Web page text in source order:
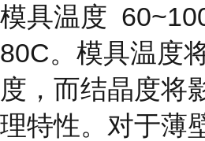
模具温度
80C。模具温度
度，而结晶度将
理特性。对于薄